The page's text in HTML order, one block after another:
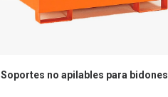
Soportes no apilables para bidones